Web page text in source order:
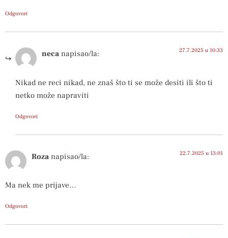
Odgovori
neca napisao/la: 27.7.2025 u 10:33
Nikad ne reci nikad, ne znaš što ti se može desiti ili što ti
netko može napraviti
Odgovori
Roza napisao/la: 22.7.2025 u 13:01
Ma nek me prijave…
Odgovori